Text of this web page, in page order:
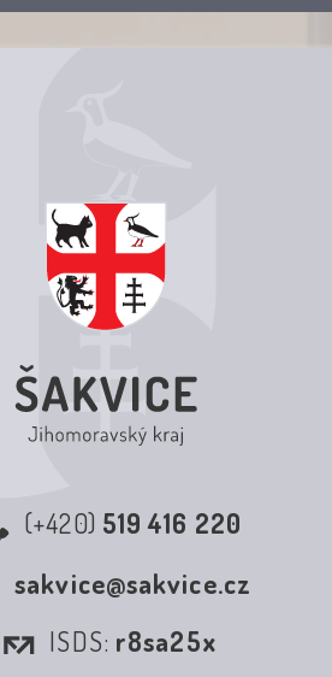
(+420) 519 416 220
sakvice@sakvice.cz
ISDS: r8sa25x